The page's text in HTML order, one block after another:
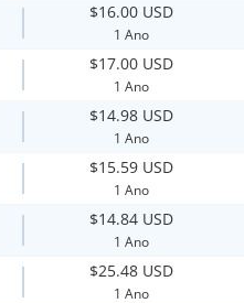
$16.00 USD
1 Ano
$17.00 USD
1 Ano
$14.98 USD
1 Ano
$15.59 USD
1 Ano
$14.84 USD
1 Ano
$25.48 USD
1 Ano